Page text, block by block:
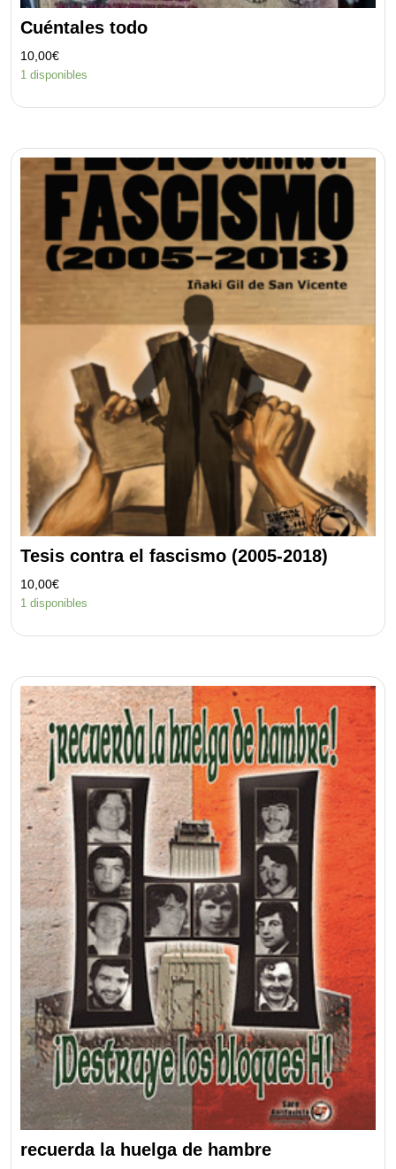
Cuéntales todo
10,00€
1 disponibles
Tesis contra el fascismo (2005-2018)
10,00€
1 disponibles
recuerda la huelga de hambre